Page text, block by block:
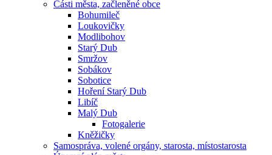
Části města, začleněné obce
Bohumileč
Loukovičky
Modlibohov
Starý Dub
Smržov
Sobákov
Sobotice
Hoření Starý Dub
Libíč
Malý Dub
Fotogalerie
Kněžičky
Samospráva, volené orgány, starosta, místostarosta